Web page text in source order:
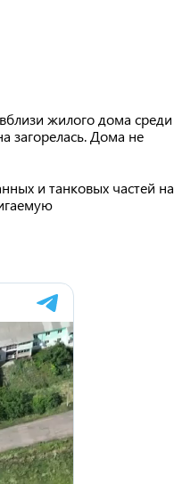
жилого дома среди
загорелась. Дома не
и танковых частей на